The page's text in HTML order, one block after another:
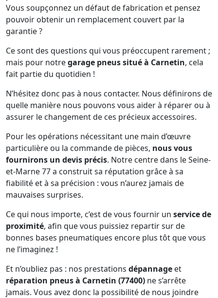
Vous soupçonnez un défaut de fabrication et pensez
pouvoir obtenir un remplacement couvert par la
garantie ?
Ce sont des questions qui vous préoccupent rarement ;
mais pour notregarage pneus situé à Carnetin, cela
fait partie du quotidien !
N’hésitez donc pas à nous contacter. Nous définirons de
quelle manière nous pouvons vous aider à réparer ou à
assurer le changement de ces précieux accessoires.
Pour les opérations nécessitant une main d’œuvre
particulière ou la commande de pièces, nous vous
fournirons un devis précis. Notre centre dans le Seine-
et-Marne 77 a construit sa réputation grâce à sa
fiabilité et à sa précision : vous n’aurez jamais de
mauvaises surprises.
Ce qui nous importe, c’est de vous fournir un service de
proximité, afin que vous puissiez repartir sur de
bonnes bases pneumatiques encore plus tôt que vous
ne l’imaginez !
Et n’oubliez pas : nos prestations dépannage et
réparation pneus à Carnetin (77400) ne s’arrête
jamais. Vous avez donc la possibilité de nous joindre